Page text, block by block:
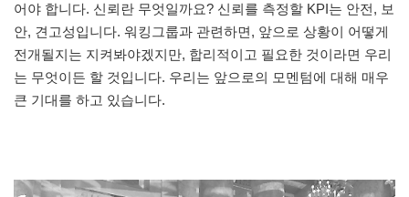
어야 합니다. 신뢰란 무엇일까요? 신뢰를 측정할 KPI는 안전, 보
안, 견고성입니다. 워킹그룹과 관련하면, 앞으로 상황이 어떻게
전개될지는 지켜봐야겠지만, 합리적이고 필요한 것이라면 우리
는 무엇이든 할 것입니다. 우리는 앞으로의 모멘텀에 대해 매우
큰 기대를 하고 있습니다.